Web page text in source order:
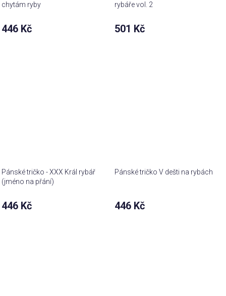
chytám ryby
446 Kč
rybáře vol. 2
501 Kč
Pánské tričko - XXX Král rybář
(jméno na přání)
446 Kč
Pánské tričko V dešti na rybách
446 Kč